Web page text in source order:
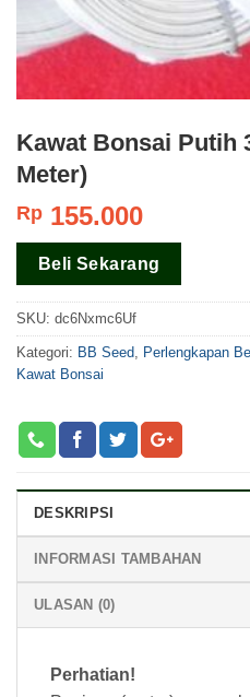
Kawat Bonsai Putih
Meter)
Rp 155.000
Beli Sekarang
SKU: dc6Nxmc6Uf
Kategori: BB Seed, Perlengkapan
Kawat Bonsai
DESKRIPSI
INFORMASI TAMBAHAN
ULASAN (0)
Perhatian!